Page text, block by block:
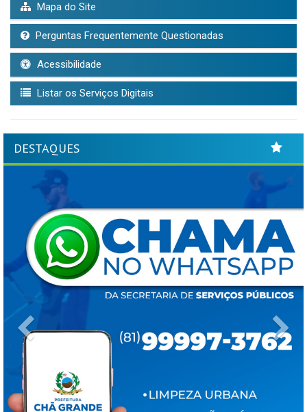
Mapa do Site
Perguntas Frequentemente Questionadas
Acessibilidade
Listar os Serviços Digitais
DESTAQUES